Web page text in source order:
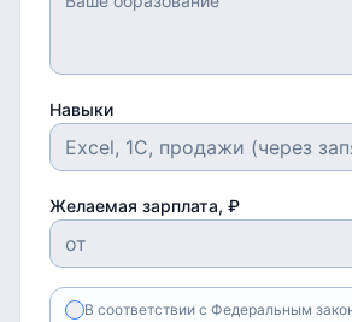
Навыки
Желаемая зарплата, ₽
В соответствии с Федеральным